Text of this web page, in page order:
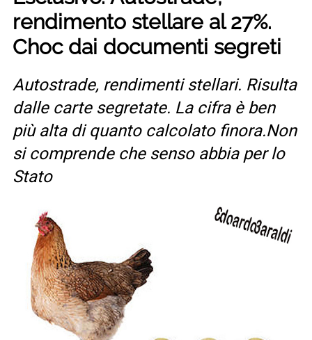
rendimento stellare al 27%.
Choc dai documenti segreti
Autostrade, rendimenti stellari. Risulta
dalle carte segretate. La cifra è ben
più alta di quanto calcolato finora.Non
si comprende che senso abbia per lo
Stato